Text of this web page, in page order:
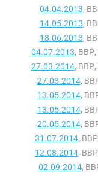
04.04.2013,
14.05.2013,
18.06.2013,
04.07.2013,
27.03.2014, ВВР,
27.03.2014,
13.05.2014,
13.05.2014,
20.05.2014,
31.07.2014,
12.08.2014,
02.09.2014,